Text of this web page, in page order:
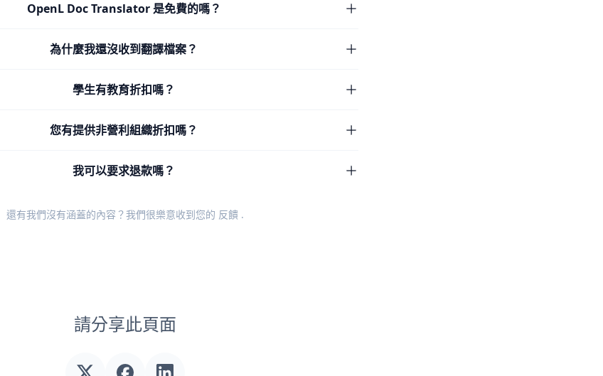
OpenL Doc Translator 是免費的嗎？
為什麼我還沒收到翻譯檔案？
學生有教育折扣嗎？
您有提供非營利組織折扣嗎？
我可以要求退款嗎？
還有我們沒有涵蓋的內容？我們很樂意收到您的 反饋 .
請分享此頁面